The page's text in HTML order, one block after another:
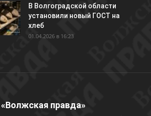
В Волгоградской области
установили новый ГОСТ на
хлеб
01.04.2026 в 16:23
правда»